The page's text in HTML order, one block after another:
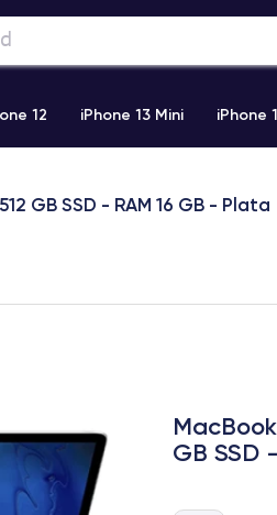
12 iPhone 13 Mini iPhone
GB SSD - RAM 16 GB - Plata
GB SSD